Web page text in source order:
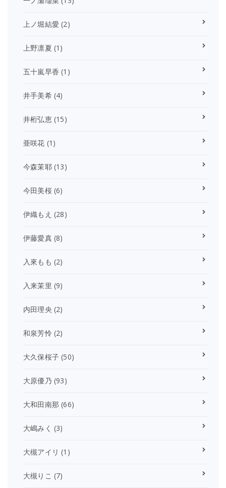
上ノ堀結愛 (2)
上野凛夏 (1)
五十嵐早香 (1)
井手美希(4)
井桁弘恵(15)
亜咲花 (1)
今森茉耶(13)
今田美桜(6)
伊織もえ (28)
伊藤愛真(8)
入來もも (2)
入来茉里 (9)
内田理央 (2)
和泉芳怜 (2)
大久保桜子 (50)
大原優乃 (93)
大和田南那 (66)
大嶋みく (3)
大槻アイリ (1)
大槻りこ (7)